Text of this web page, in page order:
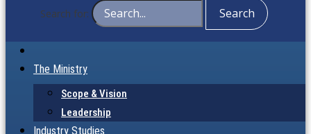
Search for:
The Ministry
Scope & Vision
Leadership
Industry Studies